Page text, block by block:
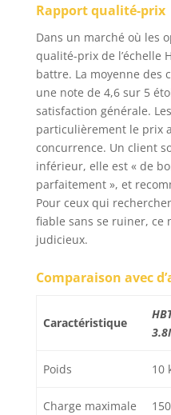
Rapport qualité-prix
Dans un marché où les
qualité-prix de l’échelle
battre. La moyenne des
une note de 4,6 sur 5
satisfaction générale.
particulièrement le prix
concurrence. Un client
inférieur, elle est « de
parfaitement », et
Pour ceux qui
fiable sans se ruiner, ce
judicieux.
Comparaison avec
Caractéristique
Poids 10
Charge maximale